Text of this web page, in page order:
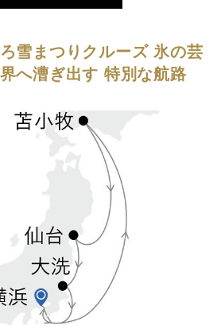
雪まつりクルーズ 氷の芸
へ漕ぎ出す 特別な航路